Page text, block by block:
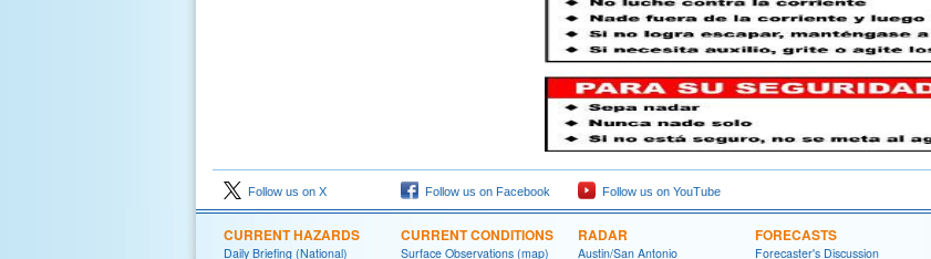
Follow us on X Follow us on Facebook Follow us on YouTube
CURRENT HAZARDS
Daily Briefing (National)
CURRENT CONDITIONS
Surface Observations (map)
RADAR
Austin/San Antonio
FORECASTS
Forecaster's Discussion